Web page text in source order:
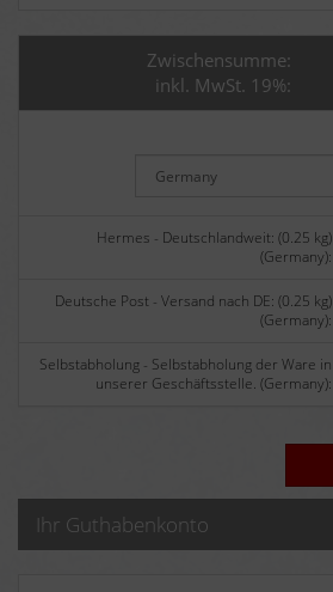
Zwischensumme:
inkl. MwSt. 19%:
Hermes - Deutschlandweit: (0.25 kg)
(Germany):
Deutsche Post - Versand nach DE: (0.25 kg)
(Germany):
Selbstabholung - Selbstabholung der Ware in
unserer Geschäftsstelle. (Germany):
Ihr Guthabenkonto